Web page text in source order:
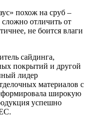
похож на сруб –
отличить от
не боится влаги
сайдинга,
покрытий и другой
лидер
материалов с
широкую
успешно